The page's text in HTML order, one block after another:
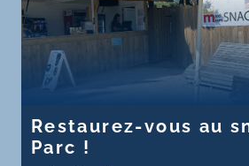
Restaurez-vous au
Parc !